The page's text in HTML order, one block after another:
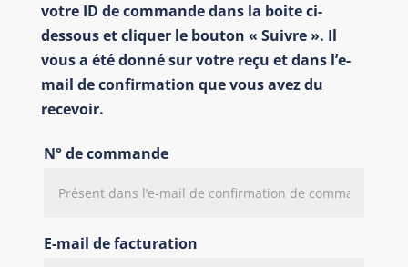
votre ID de commande dans la boite ci-
dessous et cliquer le bouton « Suivre ». Il
vous a été donné sur votre reçu et dans l’e-
mail de confirmation que vous avez du
recevoir.
N° de commande
E-mail de facturation